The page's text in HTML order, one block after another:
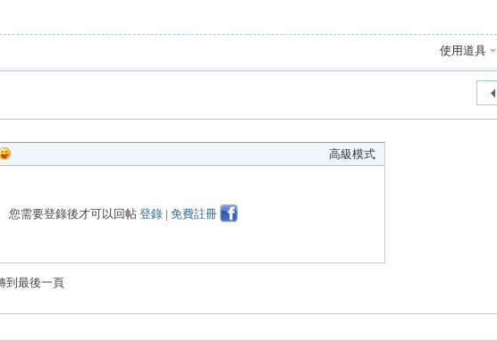
使用道具
高級模式
您需要登錄後才可以回帖 登錄| 免費註冊
到最後一頁